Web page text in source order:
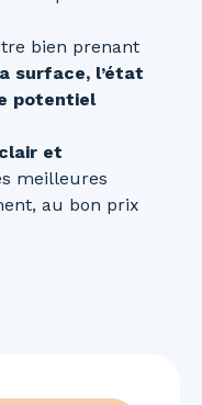
bien prenant
surface, l’état
potentiel
et
meilleures
au bon prix